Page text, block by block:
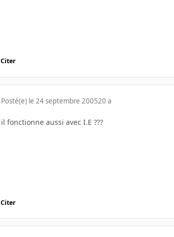
Citer
Posté(e) le 24 septembre 200520 a
il fonctionne aussi avec I.E ???
Citer